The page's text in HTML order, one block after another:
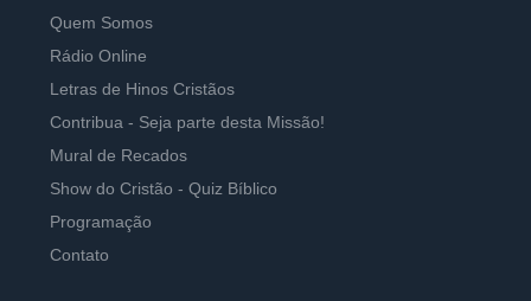
Quem Somos
Rádio Online
Letras de Hinos Cristãos
Contribua - Seja parte desta Missão!
Mural de Recados
Show do Cristão - Quiz Bíblico
Programação
Contato